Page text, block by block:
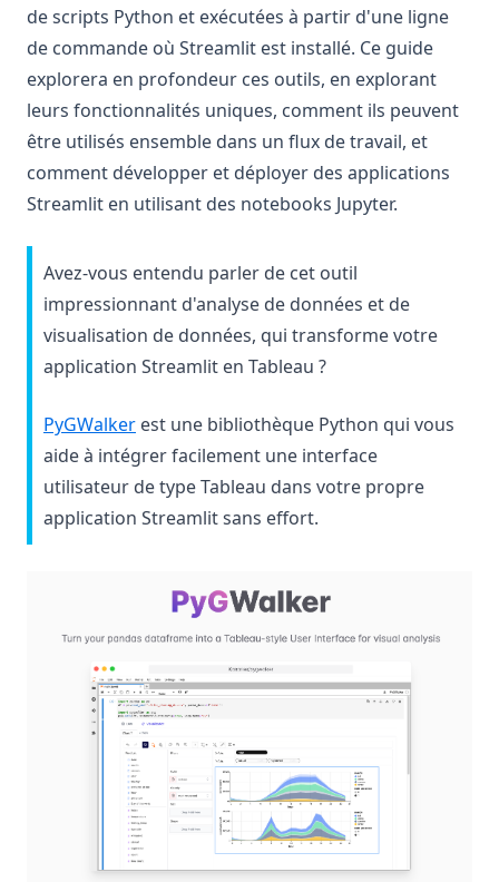
de scripts Python et exécutées à partir d'une ligne
de commande où Streamlit est installé. Ce guide
explorera en profondeur ces outils, en explorant
leurs fonctionnalités uniques, comment ils peuvent
être utilisés ensemble dans un flux de travail, et
comment développer et déployer des applications
Streamlit en utilisant des notebooks Jupyter.
Avez-vous entendu parler de cet outil
impressionnant d'analyse de données et de
visualisation de données, qui transforme votre
application Streamlit en Tableau ?
PyGWalker(opens in a new tab)
est une bibliothèque Python qui vous
aide à intégrer facilement une interface
utilisateur de type Tableau dans votre propre
application Streamlit sans effort.